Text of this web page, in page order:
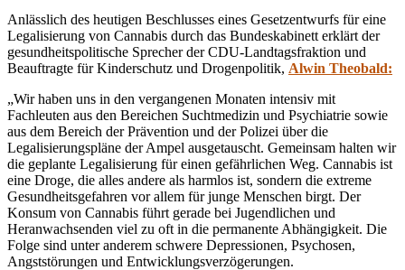
Anlässlich des heutigen Beschlusses eines Gesetzentwurfs für eine
Legalisierung von Cannabis durch das Bundeskabinett erklärt der
gesundheitspolitische Sprecher der CDU-Landtagsfraktion und
Beauftragte für Kinderschutz und Drogenpolitik, Alwin Theobald:
„Wir haben uns in den vergangenen Monaten intensiv mit
Fachleuten aus den Bereichen Suchtmedizin und Psychiatrie sowie
aus dem Bereich der Prävention und der Polizei über die
Legalisierungspläne der Ampel ausgetauscht. Gemeinsam halten wir
die geplante Legalisierung für einen gefährlichen Weg. Cannabis ist
eine Droge, die alles andere als harmlos ist, sondern die extreme
Gesundheitsgefahren vor allem für junge Menschen birgt. Der
Konsum von Cannabis führt gerade bei Jugendlichen und
Heranwachsenden viel zu oft in die permanente Abhängigkeit. Die
Folge sind unter anderem schwere Depressionen, Psychosen,
Angststörungen und Entwicklungsverzögerungen.